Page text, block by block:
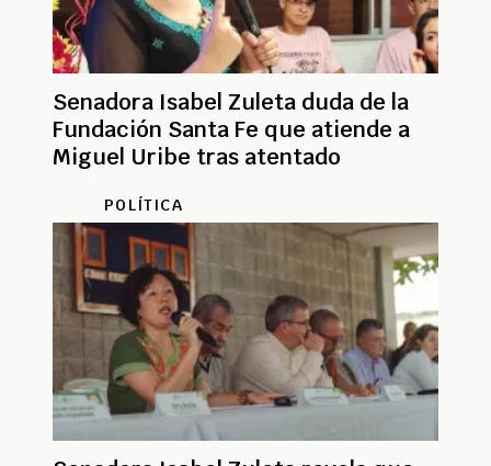
Senadora Isabel Zuleta duda de la
Fundación Santa Fe que atiende a
Miguel Uribe tras atentado
POLÍTICA